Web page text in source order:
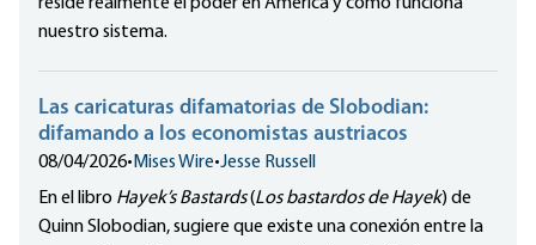
nuestro sistema.
Las caricaturas difamatorias de Slobodian:
difamando a los economistas austriacos
08/04/2026• Mises Wire•Jesse Russell
En el libro Hayek’s Bastards(Los bastardos de Hayek) de
Quinn Slobodian, sugiere que existe una conexión entre la